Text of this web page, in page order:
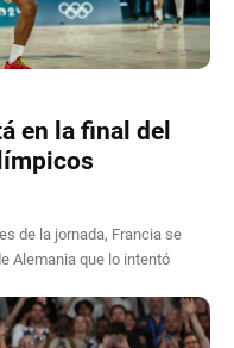
en la final del
de la jornada, Francia se
Alemania que lo intentó